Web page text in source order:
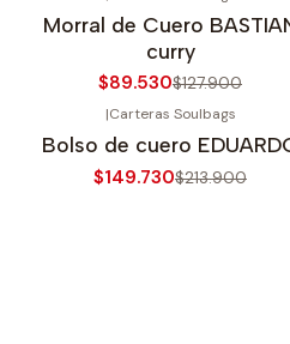
Agotado
Morral de Cuero
curry
$89.530$127.900
Agotado
|Carteras Soulbags
Bolso de cuero
$149.730$213.900